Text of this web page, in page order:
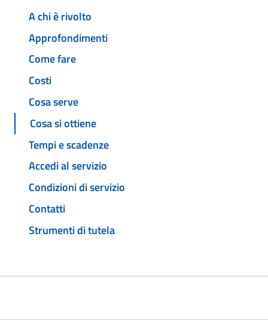
A chi è rivolto
Approfondimenti
Come fare
Costi
Cosa serve
Cosa si ottiene
Tempi e scadenze
Accedi al servizio
Condizioni di servizio
Contatti
Strumenti di tutela